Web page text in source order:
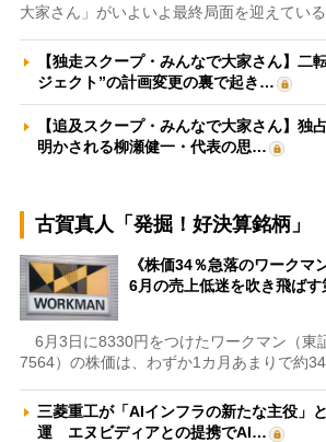
大家さん」がいよいよ最終局面を迎えてい
【独走スクープ・みんなで大家さん】二
ジェクト”の計画変更の裏で起き…
【追及スクープ・みんなで大家さん】独
明かされる柳瀬健一・代表の思…
古賀真人「発掘！好決算銘柄」
《株価34％急落のワークマ
6月の売上低迷を吹き飛ば
6月3日に8330円をつけたワークマン（東
7564）の株価は、わずか1カ月あまりで約
三菱重工が「AIインフラの新たな主役」
運 エヌビディアとの提携でAI…